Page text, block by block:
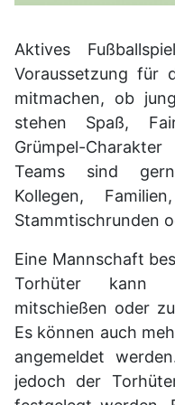
Aktives
Voraussetzung für
mitmachen, ob
stehen Spaß,
Grümpel-
Teams sind
Kollegen,
Stammtischrunden
Eine Mannschaft
Torhüter kann
mitschießen oder
Es können auch
angemeldet
jedoch der